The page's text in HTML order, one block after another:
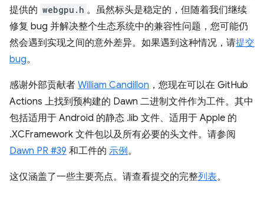
提供的 webgpu.h 。虽然标头是稳定的，但随着我们继续
修复 bug 并解决整个生态系统中的兼容性问题，您可能仍
然会遇到实现之间的意外差异。如果遇到这种情况，请提交
bug。
感谢外部贡献者 William Candillon ，您现在可以在 GitHub
Actions 上找到预构建的 Dawn 二进制文件作为工件。其中
包括适用于 Android 的静态 .lib 文件、适用于 Apple 的
.XCFramework 文件包以及所有必要的头文件。请参阅
Dawn PR #39 和工件的 示例。
这仅涵盖了一些主要亮点。请查看提交的完整列表。